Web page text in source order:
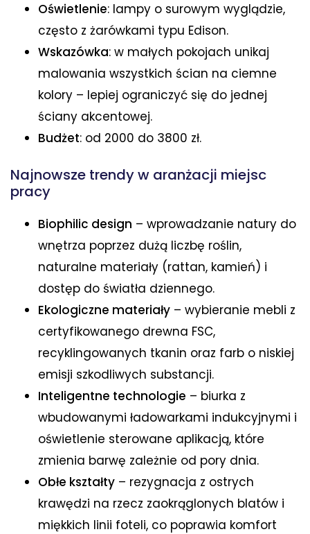
Oświetlenie: lampy o surowym wyglądzie,
często z żarówkami typu Edison.
Wskazówka: w małych pokojach unikaj
malowania wszystkich ścian na ciemne
kolory – lepiej ograniczyć się do jednej
ściany akcentowej.
Budżet: od 2000 do 3800 zł.
Najnowsze trendy w aranżacji miejsc
pracy
Biophilic design – wprowadzanie natury do
wnętrza poprzez dużą liczbę roślin,
naturalne materiały (rattan, kamień) i
dostęp do światła dziennego.
Ekologiczne materiały – wybieranie mebli z
certyfikowanego drewna FSC,
recyklingowanych tkanin oraz farb o niskiej
emisji szkodliwych substancji.
Inteligentne technologie – biurka z
wbudowanymi ładowarkami indukcyjnymi i
oświetlenie sterowane aplikacją, które
zmienia barwę zależnie od pory dnia.
Obłe kształty – rezygnacja z ostrych
krawędzi na rzecz zaokrąglonych blatów i
miękkich linii foteli, co poprawia komfort